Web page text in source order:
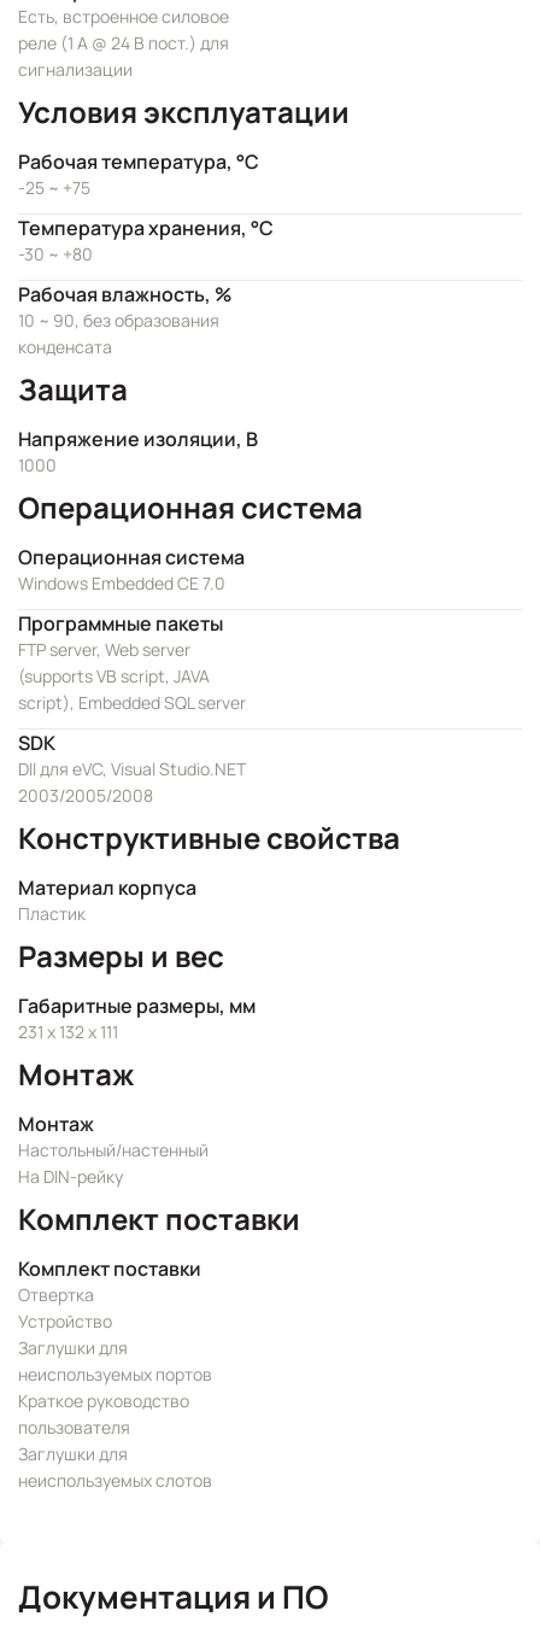
Есть, встроенное силовое
реле (1 А @ 24 В пост.) для
сигнализации
Условия эксплуатации
Рабочая температура, °C
-25 ~ +75
Температура хранения, °C
-30 ~ +80
Рабочая влажность, %
10 ~ 90, без образования
конденсата
Защита
Напряжение изоляции, В
1000
Операционная система
Операционная система
Windows Embedded CE 7.0
Программные пакеты
FTP server, Web server
(supports VB script, JAVA
script), Embedded SQL server
SDK
Dll для eVC, Visual Studio.NET
2003/2005/2008
Конструктивные свойства
Материал корпуса
Пластик
Размеры и вес
Габаритные размеры, мм
231 x 132 x 111
Монтаж
Монтаж
Настольный/настенный
На DIN-рейку
Комплект поставки
Комплект поставки
Отвертка
Устройство
Заглушки для
неиспользуемых портов
Краткое руководство
пользователя
Заглушки для
неиспользуемых слотов
Документация и ПО